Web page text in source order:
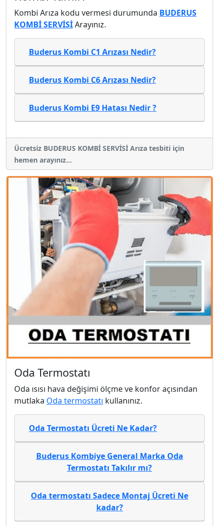
Kombi Arıza kodu vermesi durumunda BUDERUS
KOMBİ SERVİSİArayınız.
Buderus Kombi C1 Arızası Nedir?
Buderus Kombi C6 Arızası Nedir?
Buderus Kombi E9 Hatası Nedir ?
Ücretsiz BUDERUS KOMBİ SERVİSİ Arıza tesbiti için
hemen arayınız...
Oda Termostatı
Oda ısısı hava değişimi ölçme ve konfor açısından
mutlaka Oda termostatı kullanınız.
Oda Termostatı Ücreti Ne Kadar?
Buderus Kombiye General Marka Oda
Termostatı Takılır mı?
Oda termostatı Sadece Montaj Ücreti Ne
kadar?